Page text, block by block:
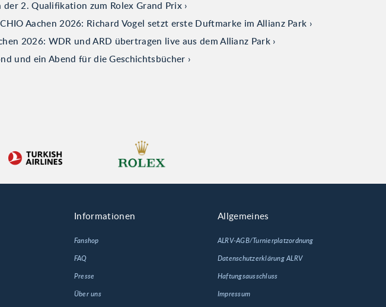
2. Qualifikation zum Rolex Grand Prix
Aachen 2026: Richard Vogel setzt erste Duftmarke im Allianz Park
2026: WDR und ARD übertragen live aus dem Allianz Park
und ein Abend für die Geschichtsbücher
Informationen
Fanshop
FAQ
Presse
Über uns
Allgemeines
ALRV-AGB/Turnierplatzordnung
Datenschutzerklärung ALRV
Haftungsausschluss
Impressum